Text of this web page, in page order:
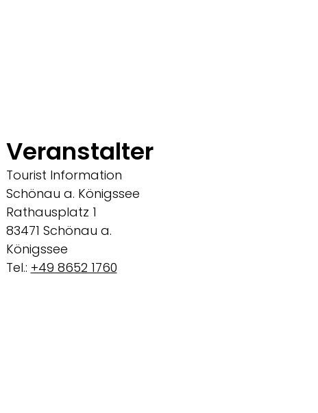
Veranstalter
Tourist Information
Schönau a. Königssee
Rathausplatz 1
83471 Schönau a.
Königssee
Tel.: +49 8652 1760